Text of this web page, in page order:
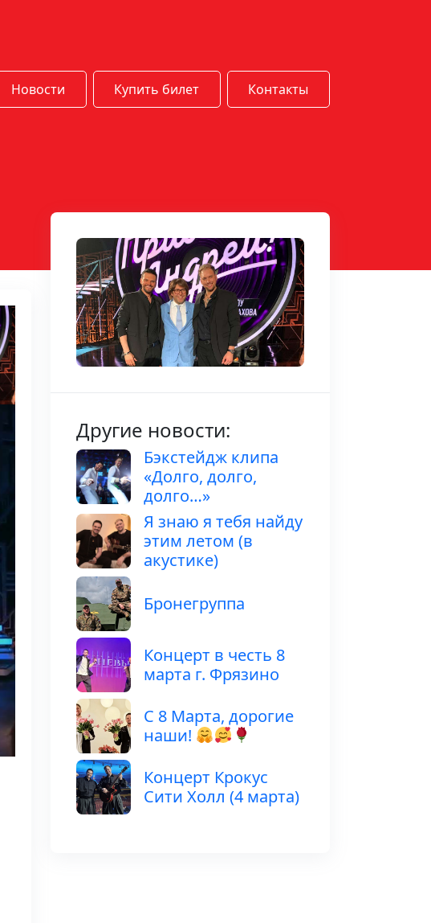
Новости Купить билет Контакты
Другие новости:
Бэкстейдж клипа
«Долго, долго,
долго…»
Я знаю я тебя найду
этим летом (в
акустике)
Бронегруппа
Концерт в честь 8
марта г. Фрязино
С 8 Марта, дорогие
наши!
Концерт Крокус
Сити Холл (4 марта)